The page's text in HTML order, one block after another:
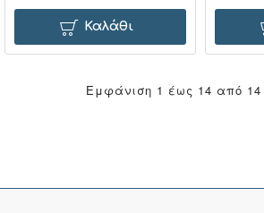
Καλάθι
Εμφάνιση 1 έως 14 από